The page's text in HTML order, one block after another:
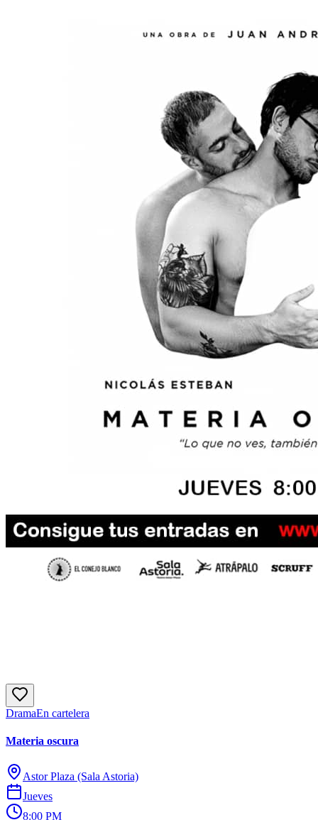
DramaEn cartelera
Materia oscura
Astor Plaza (Sala Astoria)
Jueves
8:00 PM